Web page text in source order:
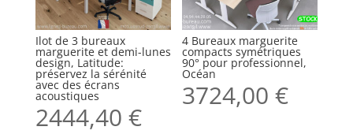
Ilot de 3 bureaux
marguerite et demi-lunes
design, Latitude:
préservez la sérénité
avec des écrans
acoustiques
2444,40 €
4 Bureaux marguerite
compacts symétriques
90° pour professionnel,
Océan
3724,00€